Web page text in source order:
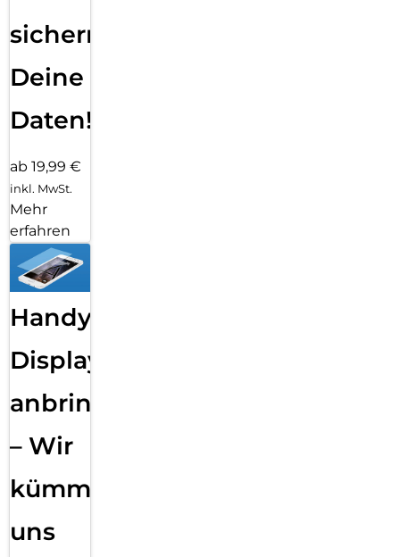
sichern
Deine
Daten!
ab 19,99 €
inkl. MwSt.
Mehr
erfahren
Handy
Displayfolie
anbringen
– Wir
kümmern
uns